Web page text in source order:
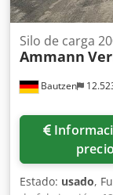
Bautzen
Silo de carga
Ammann
Información de
precio
Estado: usado,